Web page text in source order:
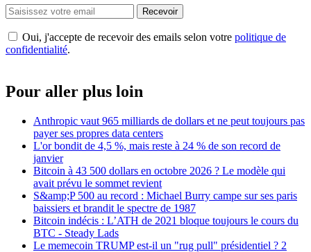
Recevoir
Oui, j'accepte de recevoir des emails selon votre politique de
confidentialité.
Pour aller plus loin
Anthropic vaut 965 milliards de dollars et ne peut toujours pas
payer ses propres data centers
L'or bondit de 4,5 %, mais reste à 24 % de son record de
janvier
Bitcoin à 43 500 dollars en octobre 2026 ? Le modèle qui
avait prévu le sommet revient
S&amp;P 500 au record : Michael Burry campe sur ses paris
baissiers et brandit le spectre de 1987
Bitcoin indécis : L’ATH de 2021 bloque toujours le cours du
BTC - Steady Lads
Le memecoin TRUMP est-il un "rug pull" présidentiel ? 2